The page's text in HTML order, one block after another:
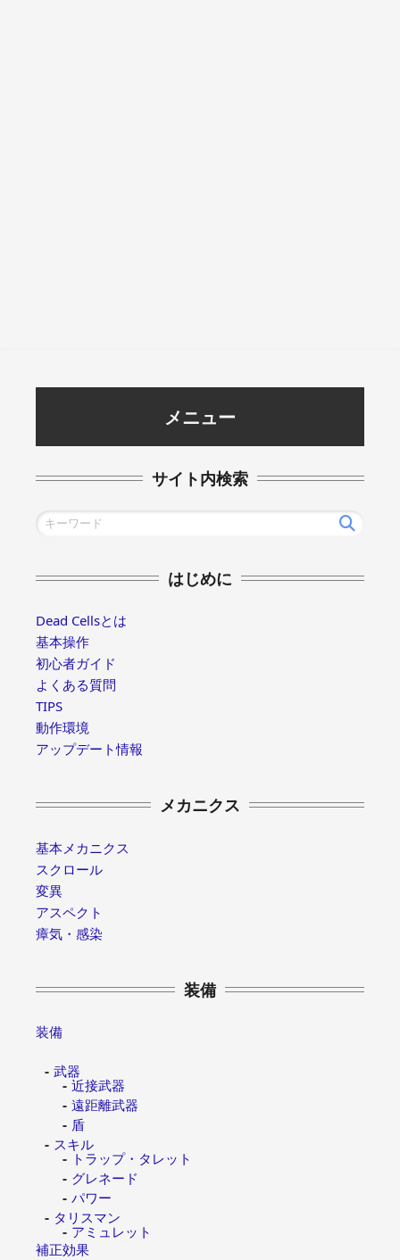
メニュー
サイト内検索
はじめに
Dead Cellsとは
基本操作
初心者ガイド
よくある質問
TIPS
動作環境
アップデート情報
メカニクス
基本メカニクス
スクロール
変異
アスペクト
瘴気・感染
装備
装備
武器
近接武器
遠距離武器
盾
スキル
トラップ・タレット
グレネード
パワー
タリスマン
アミュレット
補正効果